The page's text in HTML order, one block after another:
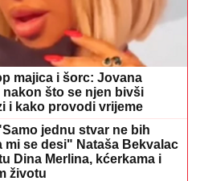
majica i šorc: Jovana
što se njen bivši
i kako provodi vrijeme
jednu stvar ne bih
mi se desi" Nataša Bekvalac
Dina Merlina, kćerkama i
životu